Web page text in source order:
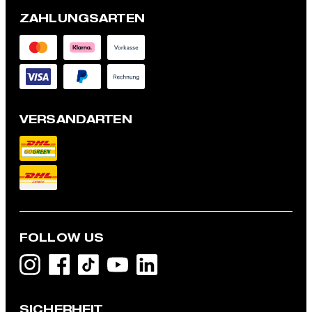
129,95 €
ZAHLUNGSARTEN
VERSANDARTEN
FOLLOW US
SICHERHEIT